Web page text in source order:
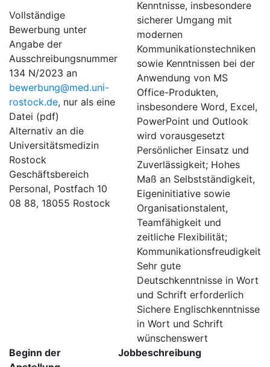
Vollständige
Bewerbung unter
Angabe der
Ausschreibungsnummer
134 N/2023 an
bewerbung@med.uni-
rostock.de, nur als eine
Datei (pdf)
Alternativ an die
Universitätsmedizin
Rostock
Geschäftsbereich
Personal, Postfach 10
08 88, 18055 Rostock
Kenntnisse, insbesondere
sicherer Umgang mit
modernen
Kommunikationstechniken
sowie Kenntnissen bei der
Anwendung von MS
Office-Produkten,
insbesondere Word, Excel,
PowerPoint und Outlook
wird vorausgesetzt
Persönlicher Einsatz und
Zuverlässigkeit; Hohes
Maß an Selbstständigkeit,
Eigeninitiative sowie
Organisationstalent,
Teamfähigkeit und
zeitliche Flexibilität;
Kommunikationsfreudigkeit
Sehr gute
Deutschkenntnisse in Wort
und Schrift erforderlich
Sichere Englischkenntnisse
in Wort und Schrift
wünschenswert
Beginn der
Jobbeschreibung